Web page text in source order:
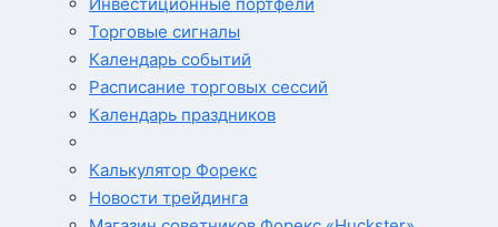
Торговые сигналы
Календарь событий
Расписание торговых сессий
Календарь праздников
Калькулятор Форекс
Новости трейдинга